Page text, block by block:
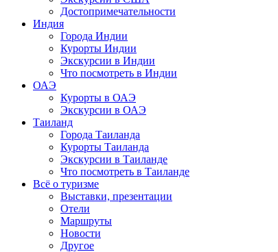
Достопримечательности
Индия
Города Индии
Курорты Индии
Экскурсии в Индии
Что посмотреть в Индии
ОАЭ
Курорты в ОАЭ
Экскурсии в ОАЭ
Таиланд
Города Таиланда
Курорты Таиланда
Экскурсии в Таиланде
Что посмотреть в Таиланде
Всё о туризме
Выставки, презентации
Отели
Маршруты
Новости
Другое